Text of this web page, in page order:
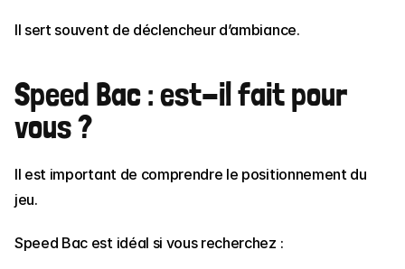
Il sert souvent de déclencheur d’ambiance.
Speed Bac : est-il fait pour
vous ?
Il est important de comprendre le positionnement du
jeu.
Speed Bac est idéal si vous recherchez :